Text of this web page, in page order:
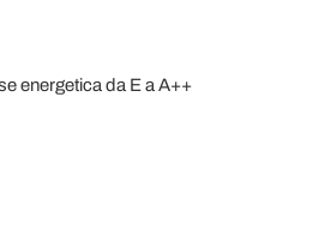
energetica da E a A++